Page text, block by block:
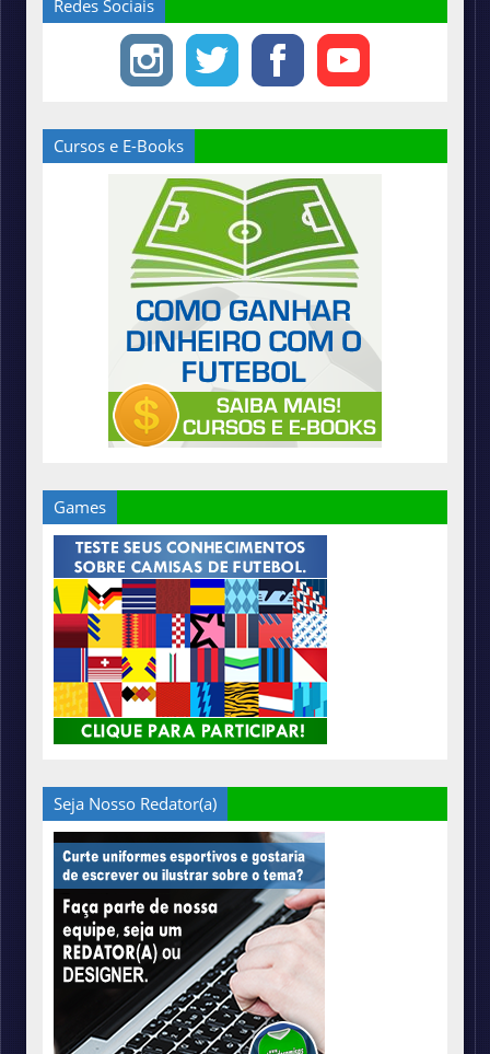
Redes Sociais
Cursos e E-Books
Games
Seja Nosso Redator(a)